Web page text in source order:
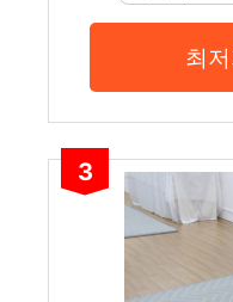
최
3